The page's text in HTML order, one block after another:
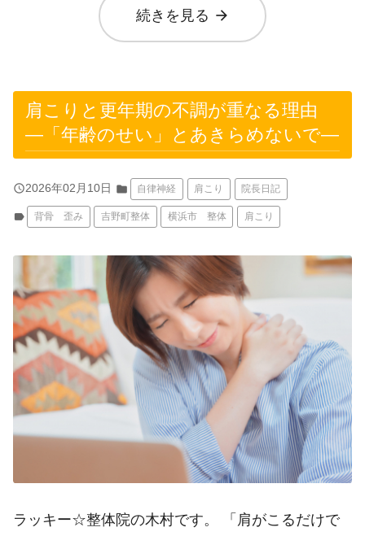
続きを見る arrow_forward
肩こりと更年期の不調が重なる理由
―「年齢のせい」とあきらめないで―
query_builder2026年02月10日 folder 自律神経 肩こり 院長日記
label 背骨 歪み 吉野町整体 横浜市 整体 肩こり
ラッキー☆整体院の木村です。 「肩がこるだけで